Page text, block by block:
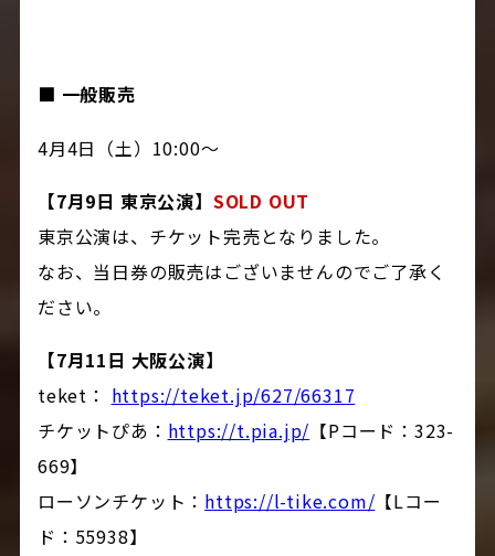
■ 一般販売
4月4日（土）10:00～
【7月9日 東京公演】 SOLD OUT
東京公演は、チケット完売となりました。
なお、当日券の販売はございませんのでご了承く
ださい。
【7月11日 大阪公演】
teket： https://teket.jp/627/66317
チケットぴあ： https://t.pia.jp/ 【Pコード：323-
669】
ローソンチケット： https://l-tike.com/ 【Lコー
ド：55938】